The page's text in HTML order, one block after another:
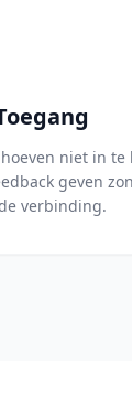
niet in te
geven
verbinding.